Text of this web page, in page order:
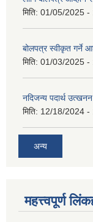
मिति: 01/05/2025 -
बोलपत्र स्वीकृत गर्ने
मिति: 01/03/2025 -
नदिजन्य पदार्थ
मिति: 12/18/2024 -
अन्य
महत्त्वपूर्ण